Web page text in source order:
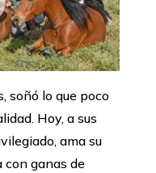
soñó lo que poco
Hoy, a sus
ama su
con ganas de